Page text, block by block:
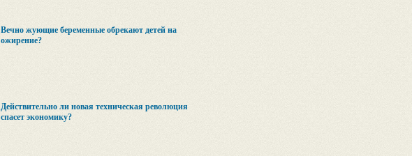
Вечно жующие беременные обрекают детей на
ожирение?
Действительно ли новая техническая революция
спасет экономику?